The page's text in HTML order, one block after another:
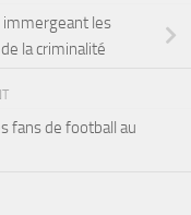
immergeant les
la criminalité
fans de football au